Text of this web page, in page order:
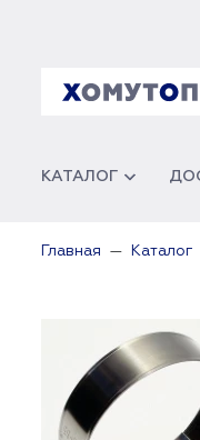
КАТАЛОГ
Главная Каталог